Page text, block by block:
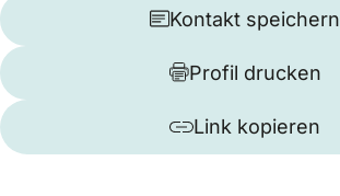
Kontakt speichern
Profil drucken
Link kopieren